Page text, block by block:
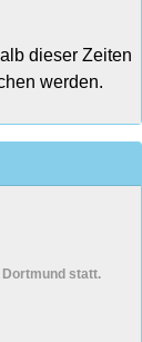
dieser Zeiten
werden.
Dortmund statt.